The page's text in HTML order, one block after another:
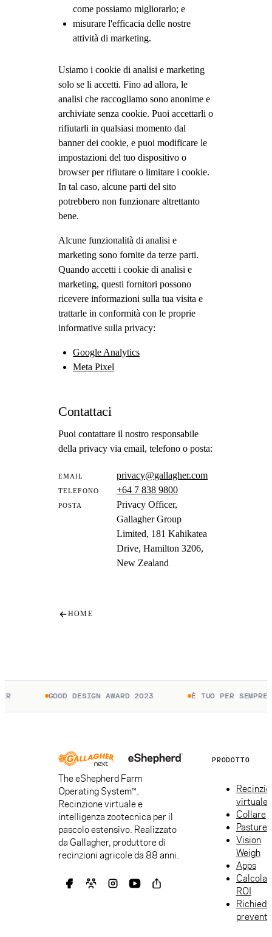
come possiamo migliorarlo; e
misurare l'efficacia delle nostre
attività di marketing.
Usiamo i cookie di analisi e marketing
solo se li accetti. Fino ad allora, le
analisi che raccogliamo sono anonime e
archiviate senza cookie. Puoi accettarli o
rifiutarli in qualsiasi momento dal
banner dei cookie, e puoi modificare le
impostazioni del tuo dispositivo o
browser per rifiutare o limitare i cookie.
In tal caso, alcune parti del sito
potrebbero non funzionare altrettanto
bene.
Alcune funzionalità di analisi e
marketing sono fornite da terze parti.
Quando accetti i cookie di analisi e
marketing, questi fornitori possono
ricevere informazioni sulla tua visita e
trattarle in conformità con le proprie
informative sulla privacy:
Google Analytics
Meta Pixel
Contattaci
Puoi contattare il nostro responsabile
della privacy via email, telefono o posta:
EMAIL privacy@gallagher.com
TELEFONO +64 7 838 9800
POSTA
Privacy Officer,
Gallagher Group
Limited, 181 Kahikatea
Drive, Hamilton 3206,
New Zealand
HOME
GOOD DESIGN AWARD 2023 È TUO PER
The eShepherd Farm
Operating System™.
Recinzione virtuale e
intelligenza zootecnica per il
pascolo estensivo. Realizzato
da Gallagher, produttore di
recinzioni agricole da 88 anni.
PRODOTTO
virtuale
Collare
Pasture
Vision
Weigh
Apps
ROI
Richiedi